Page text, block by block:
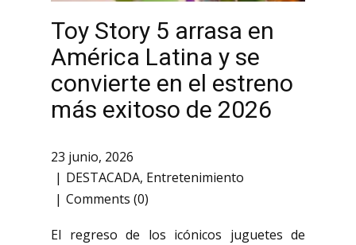
Toy Story 5 arrasa en
América Latina y se
convierte en el estreno
más exitoso de 2026
23 junio, 2026
DESTACADA, Entretenimiento
Comments (0)
El regreso de los icónicos juguetes de